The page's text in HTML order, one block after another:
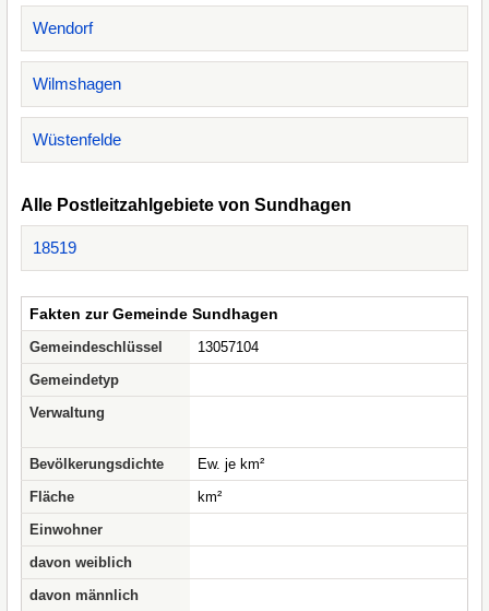
Wendorf
Wilmshagen
Wüstenfelde
Alle Postleitzahlgebiete von Sundhagen
18519
Fakten zur Gemeinde Sundhagen
Gemeindeschlüssel
13057104
Gemeindetyp
Verwaltung
Bevölkerungsdichte
Ew. je km²
Fläche
km²
Einwohner
davon weiblich
davon männlich